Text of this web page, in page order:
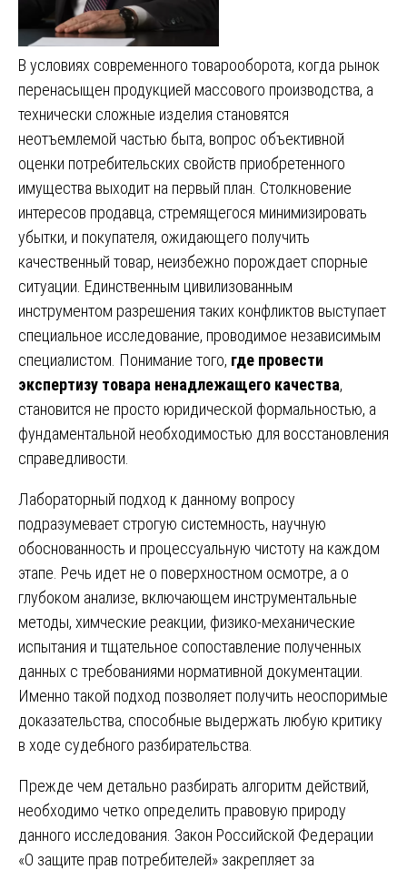
В условиях современного товарооборота, когда рынок
перенасыщен продукцией массового производства, а
технически сложные изделия становятся
неотъемлемой частью быта, вопрос объективной
оценки потребительских свойств приобретенного
имущества выходит на первый план. Столкновение
интересов продавца, стремящегося минимизировать
убытки, и покупателя, ожидающего получить
качественный товар, неизбежно порождает спорные
ситуации. Единственным цивилизованным
инструментом разрешения таких конфликтов выступает
специальное исследование, проводимое независимым
специалистом. Понимание того, где провести
экспертизу товара ненадлежащего качества,
становится не просто юридической формальностью, а
фундаментальной необходимостью для восстановления
справедливости.
Лабораторный подход к данному вопросу
подразумевает строгую системность, научную
обоснованность и процессуальную чистоту на каждом
этапе. Речь идет не о поверхностном осмотре, а о
глубоком анализе, включающем инструментальные
методы, химческие реакции, физико-механические
испытания и тщательное сопоставление полученных
данных с требованиями нормативной документации.
Именно такой подход позволяет получить неоспоримые
доказательства, способные выдержать любую критику
в ходе судебного разбирательства.
Прежде чем детально разбирать алгоритм действий,
необходимо четко определить правовую природу
данного исследования. Закон Российской Федерации
«О защите прав потребителей» закрепляет за